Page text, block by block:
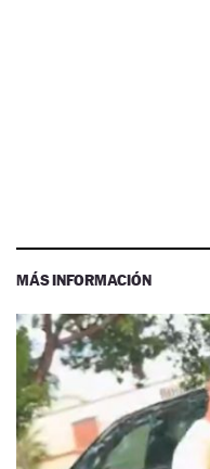
MÁS INFORMACIÓN